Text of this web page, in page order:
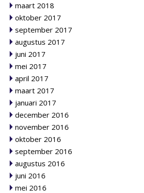
maart 2018
oktober 2017
september 2017
augustus 2017
juni 2017
mei 2017
april 2017
maart 2017
januari 2017
december 2016
november 2016
oktober 2016
september 2016
augustus 2016
juni 2016
mei 2016